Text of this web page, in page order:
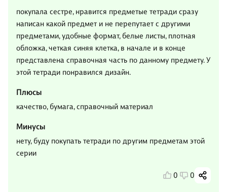
покупала сестре, нравится предметые тетради сразу
написан какой предмет и не перепутает с другими
предметами, удобные формат, белые листы, плотная
обложка, четкая синяя клетка, в начале и в конце
представлена справочная часть по данному предмету. У
этой тетради понравился дизайн.
Плюсы
качество, бумага, справочный материал
Минусы
нету, буду покупать тетради по другим предметам этой
серии
0 0